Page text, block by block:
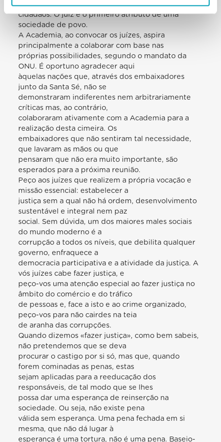
mesma coisa que um grupo de
cidadãos. O juiz é o primeiro atributo de uma
sociedade de povo.
A Academia, ao convocar os juízes, aspira
principalmente a colaborar com base nas
próprias possibilidades, segundo o mandato da
ONU. É oportuno agradecer aqui
àquelas nações que, através dos embaixadores
junto da Santa Sé, não se
demonstraram indiferentes nem arbitrariamente
críticas mas, ao contrário,
colaboraram ativamente com a Academia para a
realização desta cimeira. Os
embaixadores que não sentiram tal necessidade,
que lavaram as mãos ou que
pensaram que não era muito importante, são
esperados para a próxima reunião.
Peço aos juízes que realizem a própria vocação e
missão essencial: estabelecer a
justiça sem a qual não há ordem, desenvolvimento
sustentável e integral nem paz
social. Sem dúvida, um dos maiores males sociais
do mundo moderno é a
corrupção a todos os níveis, que debilita qualquer
governo, enfraquece a
democracia participativa e a atividade da justiça. A
vós juízes cabe fazer justiça, e
peço-vos uma atenção especial ao fazer justiça no
âmbito do comércio e do tráfico
de pessoas e, face a isto e ao crime organizado,
peço-vos para não cairdes na teia
de aranha das corrupções.
Quando dizemos «fazer justiça», como bem sabeis,
não pretendemos que se deva
procurar o castigo por si só, mas que, quando
forem cominadas as penas, estas
sejam aplicadas para a reeducação dos
responsáveis, de tal modo que se lhes
possa dar uma esperança de reinserção na
sociedade. Ou seja, não existe pena
válida sem esperança. Uma pena fechada em si
mesma, que não dá lugar à
esperança é uma tortura, não é uma pena. Baseio-